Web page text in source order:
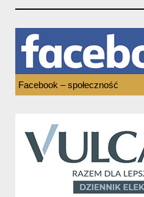
Facebook – społeczność